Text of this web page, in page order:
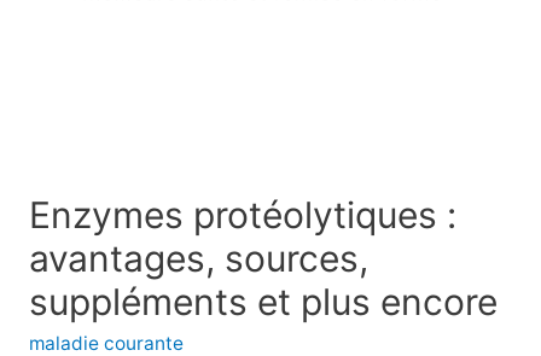
Enzymes protéolytiques :
avantages, sources,
suppléments et plus encore
maladie courante